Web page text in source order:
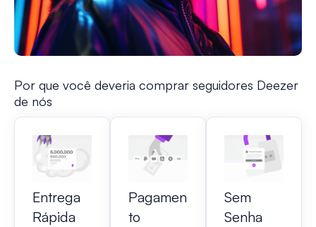
Por que você deveria comprar seguidores Deezer
de nós
Entrega
Rápida
Pagamen
to
Sem
Senha